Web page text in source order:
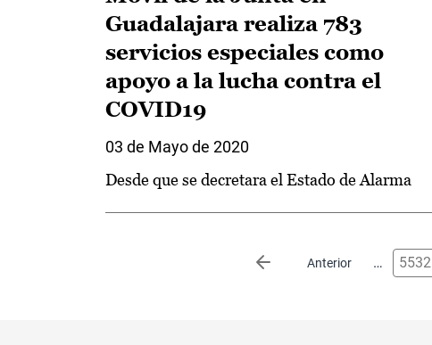
Guadalajara realiza 783
servicios especiales como
apoyo a la lucha contra el
COVID19
03 de Mayo de 2020
Desde que se decretara el Estado de Alarma
Anterior
Página anterior … 5532